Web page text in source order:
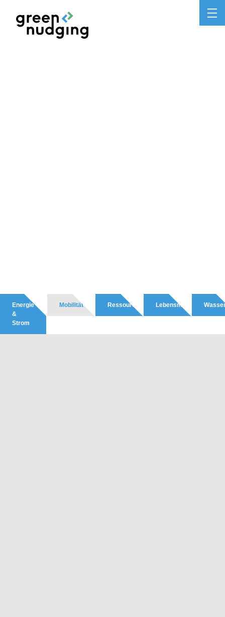
Energie
&
Strom
Mobilität Ressourcen Lebensmittel